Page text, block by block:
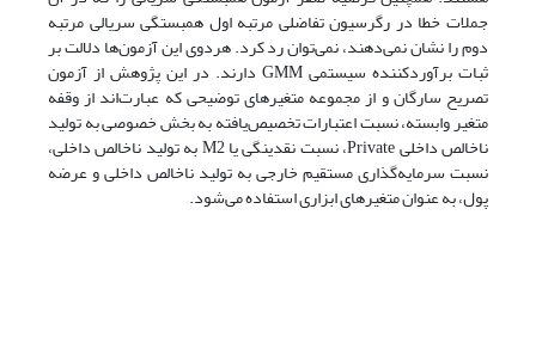
جملات خطا در رگرسیون تفاضلی مرتبه اول همبستگی سریالی مرتبه
دوم را نشان نمی‌‌دهند، نمی‌‌توان رد کرد. هردوی این آزمون‌ها دلالت بر
ثبات برآوردکننده سیستمی GMM دارند. در این پژوهش از آزمون
تصریح سارگان و از مجموعه متغیرهای توضیحی که عبارت‌اند از وقفه
متغیر وابسته، نسبت اعتبارات تخصیص‌یافته به بخش خصوصی به تولید
ناخالص داخلی Private، نسبت نقدینگی یا M2 به تولید ناخالص داخلی،
نسبت سرمایه‌گذاری مستقیم خارجی به تولید ناخالص داخلی و عرضه
پول، به عنوان متغیرهای ابزاری استفاده می‌‌شود.